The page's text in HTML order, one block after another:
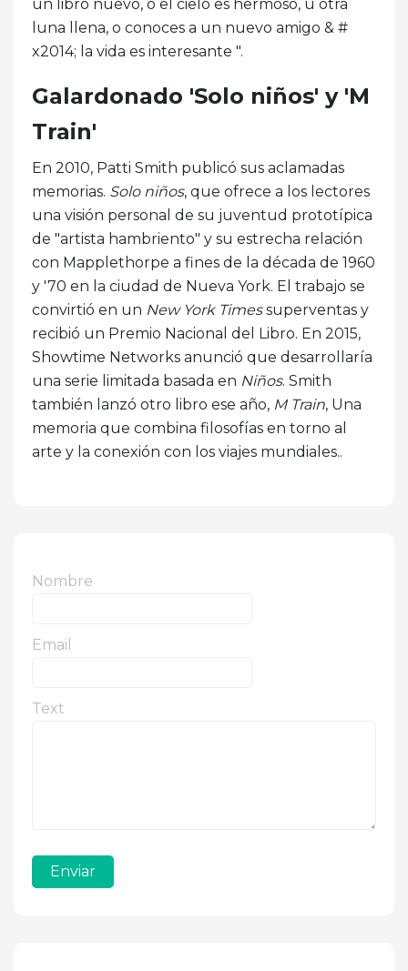
un libro nuevo, o el cielo es hermoso, u otra
luna llena, o conoces a un nuevo amigo & #
x2014; la vida es interesante ".
Galardonado 'Solo niños' y 'M
Train'
En 2010, Patti Smith publicó sus aclamadas
memorias. Solo niños, que ofrece a los lectores
una visión personal de su juventud prototípica
de "artista hambriento" y su estrecha relación
con Mapplethorpe a fines de la década de 1960
y '70 en la ciudad de Nueva York. El trabajo se
convirtió en un New York Timessuperventas y
recibió un Premio Nacional del Libro. En 2015,
Showtime Networks anunció que desarrollaría
una serie limitada basada en Niños. Smith
también lanzó otro libro ese año, M Train, Una
memoria que combina filosofías en torno al
arte y la conexión con los viajes mundiales..
Nombre
Email
Text
Enviar